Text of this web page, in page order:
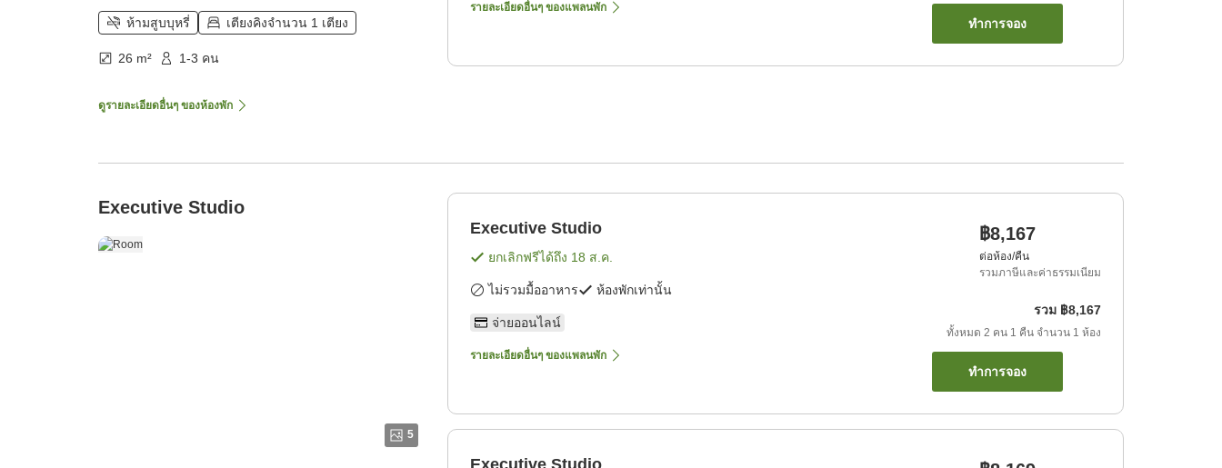
ห้ามสูบบุหรี่ เตียงคิงจำนวน 1 เตียง
26 m² 1-3 คน
ดูรายละเอียดอื่นๆ ของห้องพัก
รายละเอียดอื่นๆ ของแพลนพัก
ทำการจอง
Executive Studio
5
Executive Studio
ยกเลิกฟรีได้ถึง 18 ส.ค.
ไม่รวมมื้ออาหาร ห้องพักเท่านั้น
จ่ายออนไลน์
รายละเอียดอื่นๆ ของแพลนพัก
฿8,167
ต่อห้อง/คืน
รวมภาษีและค่าธรรมเนียม
รวม ฿8,167
ทั้งหมด 2 คน 1 คืน จำนวน 1 ห้อง
ทำการจอง